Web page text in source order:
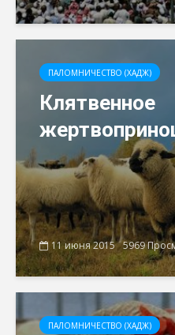
ПАЛОМНИЧЕСТВО (ХАДЖ)
Клятвенное
11 июня 2015 5969
ПАЛОМНИЧЕСТВО (ХАДЖ)